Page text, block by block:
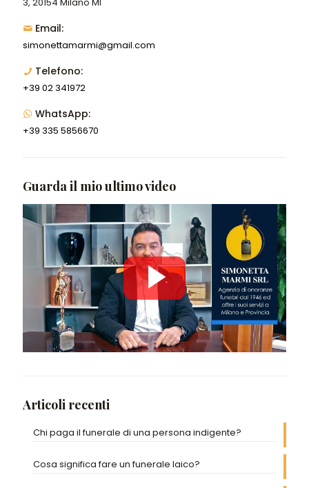
Email:
simonettamarmi@gmail.com
Telefono:
+39 02 341972
WhatsApp:
+39 335 5856670
Guarda il mio ultimo video
Articoli recenti
Chi paga il funerale di una persona indigente?
Cosa significa fare un funerale laico?